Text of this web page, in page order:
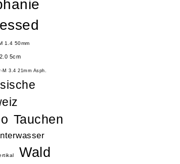
1.4 50mm
5cm
M 3.4 21mm Asph.
Tauchen
Wald